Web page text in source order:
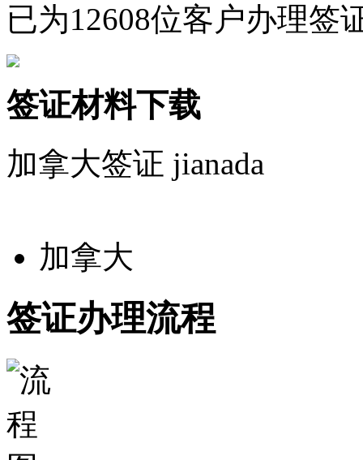
已为12608位客户办理签
签证材料下载
加拿大签证 jianada
加拿大
签证办理流程